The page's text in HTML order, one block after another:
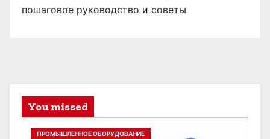
пошаговое руководство и советы
You missed
ПРОМЫШЛЕННОЕ ОБОРУДОВАНИЕ